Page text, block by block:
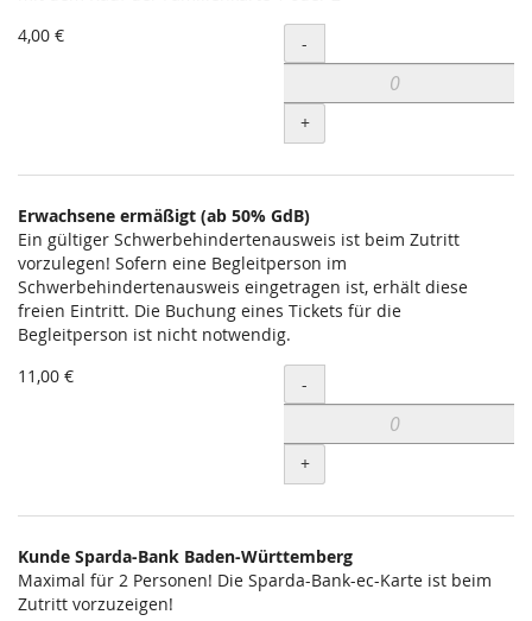
4,00 €
Menge
-
+
Erwachsene ermäßigt (ab 50% GdB)
Ein gültiger Schwerbehindertenausweis ist beim Zutritt
vorzulegen! Sofern eine Begleitperson im
Schwerbehindertenausweis eingetragen ist, erhält diese
freien Eintritt. Die Buchung eines Tickets für die
Begleitperson ist nicht notwendig.
11,00 €
Menge
-
+
Kunde Sparda-Bank Baden-Württemberg
Maximal für 2 Personen! Die Sparda-Bank-ec-Karte ist beim
Zutritt vorzuzeigen!